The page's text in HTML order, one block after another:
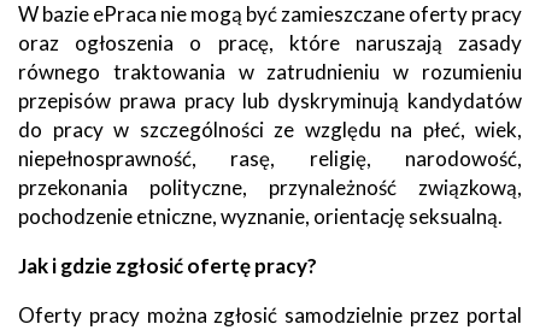
W bazie ePraca nie mogą być zamieszczane oferty pracy
oraz ogłoszenia o pracę, które naruszają zasady
równego traktowania w zatrudnieniu w rozumieniu
przepisów prawa pracy lub dyskryminują kandydatów
do pracy w szczególności ze względu na płeć, wiek,
niepełnosprawność, rasę, religię, narodowość,
przekonania polityczne, przynależność związkową,
pochodzenie etniczne, wyznanie, orientację seksualną.
Jak i gdzie zgłosić ofertę pracy?
Oferty pracy można zgłosić samodzielnie przez portal